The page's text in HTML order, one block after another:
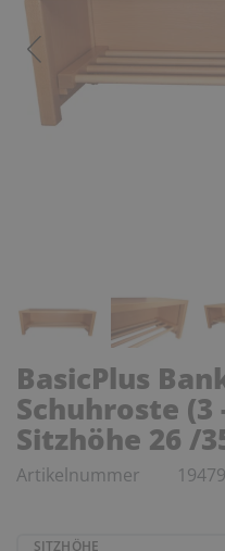
BasicPlus
Schuhroste (3
Sitzhöhe 26 /
Artikelnummer 19479
SITZHÖHE